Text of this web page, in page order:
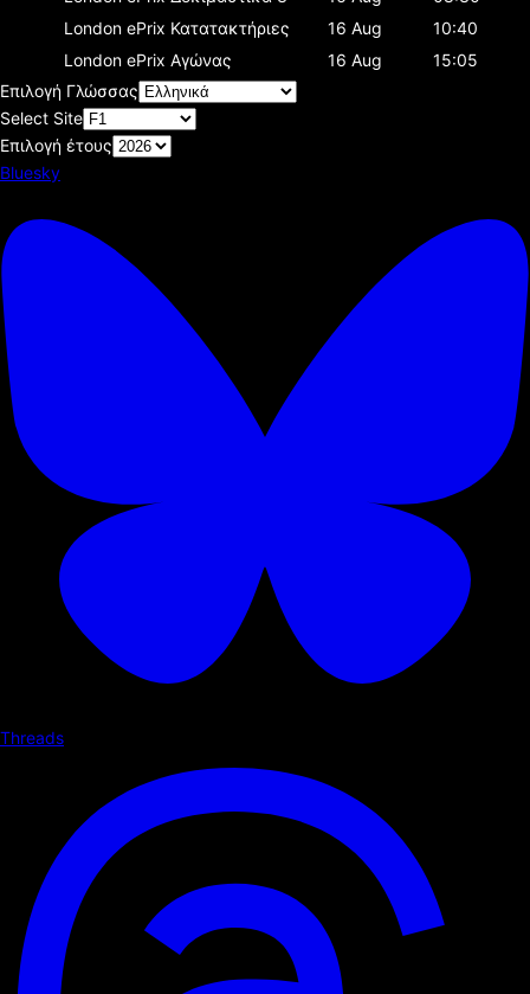
London ePrix Κατατακτήριες 16 Aug
10:40
London ePrix Αγώνας 16 Aug
15:05
Επιλογή Γλώσσας
Select Site
Επιλογή έτους
Bluesky
Threads